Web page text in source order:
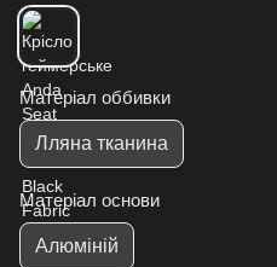
Матеріал оббивки
Лляна тканина
Матеріал основи
Алюміній